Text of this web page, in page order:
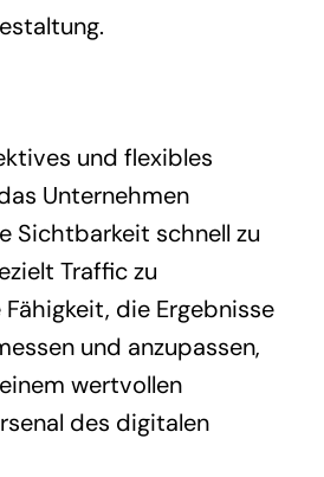
und flexibles
Unternehmen
Sichtbarkeit schnell zu
Traffic zu
Fähigkeit, die Ergebnisse
und anzupassen,
wertvollen
des digitalen